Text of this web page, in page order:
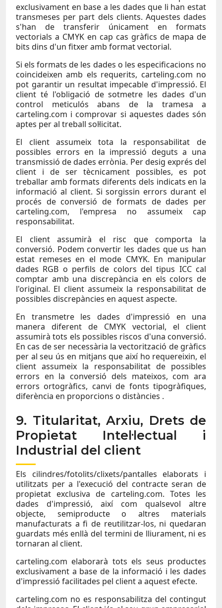
exclusivament en base a les dades que li han estat
transmeses per part dels clients. Aquestes dades
s'han de transferir únicament en formats
vectorials a CMYK en cap cas gràfics de mapa de
bits dins d'un fitxer amb format vectorial.
Si els formats de les dades o les especificacions no
coincideixen amb els requerits, carteling.com no
pot garantir un resultat impecable d'impressió. El
client té l'obligació de sotmetre les dades d'un
control meticulós abans de la tramesa a
carteling.com i comprovar si aquestes dades són
aptes per al treball sol·licitat.
El client assumeix tota la responsabilitat de
possibles errors en la impressió deguts a una
transmissió de dades errònia. Per desig exprés del
client i de ser tècnicament possibles, es pot
treballar amb formats diferents dels indicats en la
informació al client. Si sorgissin errors durant el
procés de conversió de formats de dades per
carteling.com, l'empresa no assumeix cap
responsabilitat.
El client assumirà el risc que comporta la
conversió. Podem convertir les dades que us han
estat remeses en el mode CMYK. En manipular
dades RGB o perfils de colors del tipus ICC cal
comptar amb una discrepància en els colors de
l'original. El client assumeix la responsabilitat de
possibles discrepàncies en aquest aspecte.
En transmetre les dades d'impressió en una
manera diferent de CMYK vectorial, el client
assumirà tots els possibles riscos d'una conversió.
En cas de ser necessària la vectorització de gràfics
per al seu ús en mitjans que així ho requereixin, el
client assumeix la responsabilitat de possibles
errors en la conversió dels mateixos, com ara
errors ortogràfics, canvi de fonts tipogràfiques,
diferència en proporcions o distàncies .
9. Titularitat, Arxiu, Drets de
Propietat Intel·lectual i
Industrial del client
Els cilindres/fotolits/clixets/pantalles elaborats i
utilitzats per a l'execució del contracte seran de
propietat exclusiva de carteling.com. Totes les
dades d'impressió, així com qualsevol altre
objecte, semiproducte o altres materials
manufacturats a fi de reutilitzar-los, ni quedaran
guardats més enllà del termini de lliurament, ni es
tornaran al client.
carteling.com elaborarà tots els seus productes
exclusivament a base de la informació i les dades
d'impressió facilitades pel client a aquest efecte.
carteling.com no es responsabilitza del contingut